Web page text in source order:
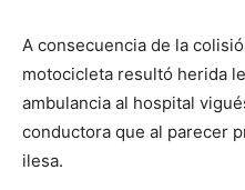
A consecuencia de la
motocicleta resultó herida
ambulancia al hospital
conductora que al parecer
ilesa.